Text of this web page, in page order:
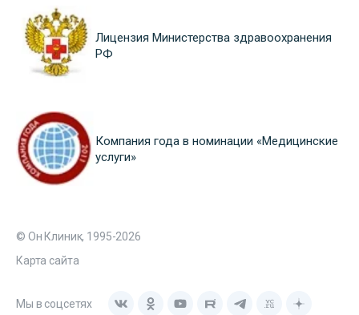
Лицензия Министерства здравоохранения
РФ
Компания года в номинации «Медицинские
услуги»
© Он Клиник, 1995-2026
Карта сайта
Мы в соцсетях